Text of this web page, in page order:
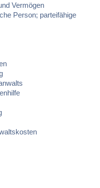
Vermögen
Person; parteifähige